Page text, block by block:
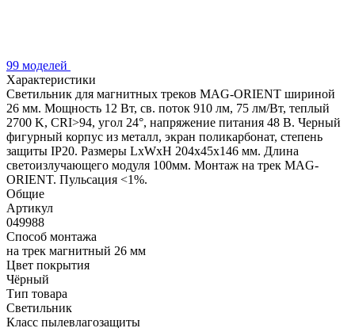
99 моделей
Характеристики
Светильник для магнитных треков MAG-ORIENT шириной
26 мм. Мощность 12 Вт, св. поток 910 лм, 75 лм/Вт, теплый
2700 K, CRI>94, угол 24°, напряжение питания 48 В. Черный
фигурный корпус из металл, экран поликарбонат, степень
защиты IP20. Размеры LxWxH 204x45x146 мм. Длина
светоизлучающего модуля 100мм. Монтаж на трек MAG-
ORIENT. Пульсация <1%.
Общие
Артикул
049988
Способ монтажа
на трек магнитный 26 мм
Цвет покрытия
Чёрный
Тип товара
Светильник
Класс пылевлагозащиты